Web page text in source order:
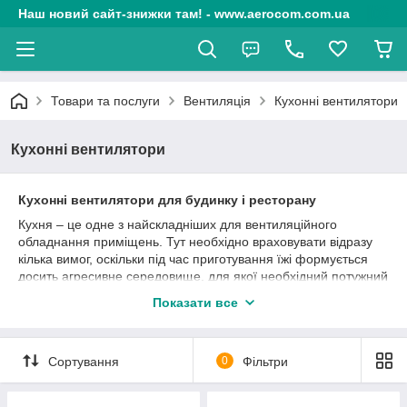
Наш новий сайт-знижки там! - www.aerocom.com.ua
Товари та послуги Вентиляція Кухонні вентилятори
Кухонні вентилятори
Кухонні вентилятори для будинку і ресторану
Кухня – це одне з найскладніших для вентиляційного
обладнання приміщень. Тут необхідно враховувати відразу
кілька вимог, оскільки під час приготування їжі формується
досить агресивне середовище, для якої необхідний потужний
формується велика концентрація водяних парів, які
необхідно виводити за допомогою вентиляційних приладів.
Показати все
Сортування 0 Фільтри